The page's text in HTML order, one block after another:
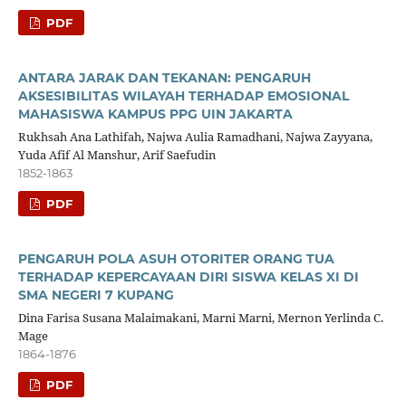
PDF
ANTARA JARAK DAN TEKANAN: PENGARUH
AKSESIBILITAS WILAYAH TERHADAP EMOSIONAL
MAHASISWA KAMPUS PPG UIN JAKARTA
Rukhsah Ana Lathifah, Najwa Aulia Ramadhani, Najwa Zayyana,
Yuda Afif Al Manshur, Arif Saefudin
1852-1863
PDF
PENGARUH POLA ASUH OTORITER ORANG TUA
TERHADAP KEPERCAYAAN DIRI SISWA KELAS XI DI
SMA NEGERI 7 KUPANG
Dina Farisa Susana Malaimakani, Marni Marni, Mernon Yerlinda C.
Mage
1864-1876
PDF